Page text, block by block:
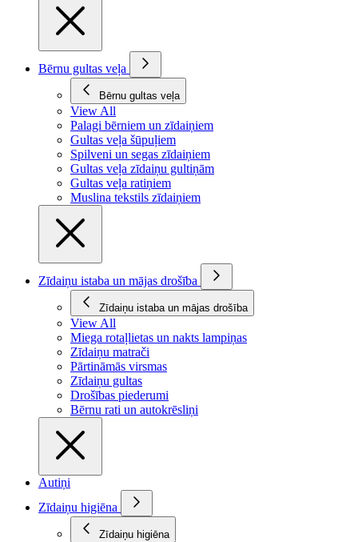
Bērnu gultas veļa
Bērnu gultas veļa
View All
Palagi bērniem un zīdaiņiem
Gultas veļa šūpuļiem
Spilveni un segas zīdaiņiem
Gultas veļa zīdaiņu gultiņām
Gultas veļa ratiņiem
Muslina tekstils zīdaiņiem
Zīdaiņu istaba un mājas drošība
Zīdaiņu istaba un mājas drošība
View All
Miega rotaļlietas un nakts lampiņas
Zīdaiņu matrači
Pārtināmās virsmas
Zīdaiņu gultas
Drošības piederumi
Bērnu rati un autokrēsliņi
Autiņi
Zīdaiņu higiēna
Zīdaiņu higiēna